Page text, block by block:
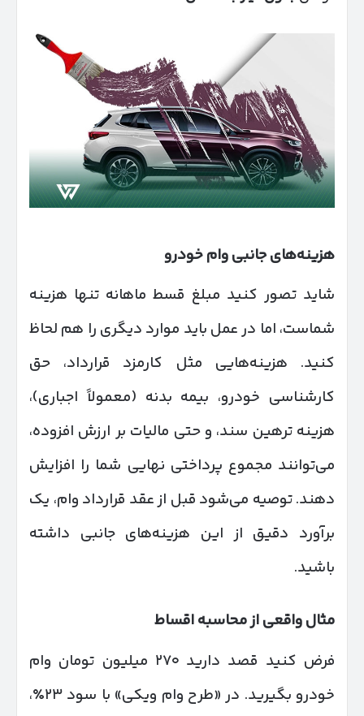
هزینه‌های جانبی وام خودرو
شاید تصور کنید مبلغ قسط ماهانه تنها هزینه
شماست، اما در عمل باید موارد دیگری را هم لحاظ
کنید. هزینه‌هایی مثل کارمزد قرارداد، حق
کارشناسی خودرو، بیمه بدنه (معمولاً اجباری)،
هزینه ترهین سند، و حتی مالیات بر ارزش افزوده،
می‌توانند مجموع پرداختی نهایی شما را افزایش
دهند. توصیه می‌شود قبل از عقد قرارداد وام، یک
برآورد دقیق از این هزینه‌های جانبی داشته
باشید.
مثال واقعی از محاسبه اقساط
فرض کنید قصد دارید ۲۷۰ میلیون تومان وام
خودرو بگیرید. در «طرح وام ویکی» با سود ۲۳٪،